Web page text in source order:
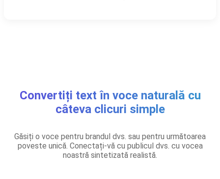
Convertiți text în voce naturală cu
câteva clicuri simple
Găsiți o voce pentru brandul dvs. sau pentru următoarea
poveste unică. Conectați-vă cu publicul dvs. cu vocea
noastră sintetizată realistă.